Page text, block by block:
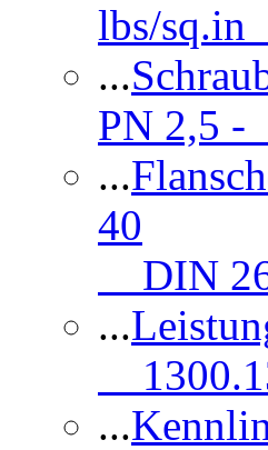
lbs/
...
PN 2,5 -
...
40
DIN
...
...